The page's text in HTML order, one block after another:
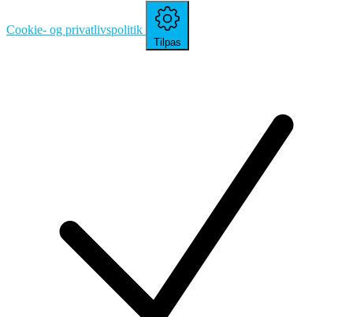
Cookie- og privatlivspolitik
Tilpas